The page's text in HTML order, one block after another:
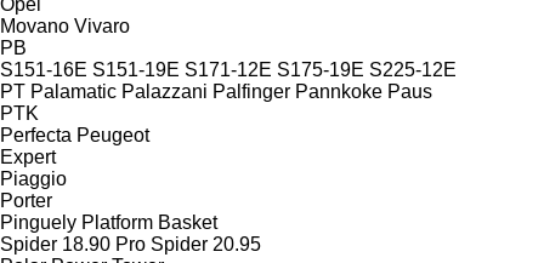
Movano Vivaro
PB
S151-16E S151-19E S171-12E S175-19E S225-12E
PT Palamatic Palazzani Palfinger Pannkoke Paus
PTK
Perfecta Peugeot
Expert
Piaggio
Porter
Pinguely Platform Basket
Spider 18.90 Pro Spider 20.95